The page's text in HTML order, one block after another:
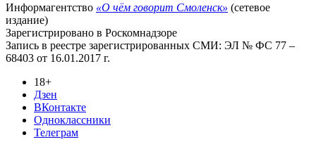
Информагентство «О чём говорит Смоленск» (сетевое
издание)
Зарегистрировано в Роскомнадзоре
Запись в реестре зарегистрированных СМИ: ЭЛ № ФС 77 –
68403 от 16.01.2017 г.
18+
Дзен
ВКонтакте
Одноклассники
Телеграм